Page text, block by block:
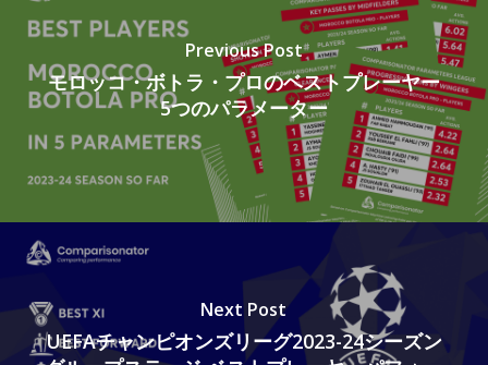
Previous Post
モロッコ・ボトラ・プロのベストプレーヤー
5つのパラメーター
Next Post
UEFAチャンピオンズリーグ2023-24シーズン